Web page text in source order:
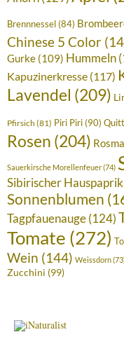
Brennnessel (84)
Chinese 5 Color
Gurke (109) Hummeln
Kapuzinerkresse (117)
Lavendel (209)
Pfirsich (81) Piri Piri(90)
Rosen (204)
Sauerkirsche Morellenfeuer(74)
Sibirischer
Sonnenblumen
Tagpfauenauge(124)
Tomate (272)
Wein (144) Weissdorn
Zucchini (99)